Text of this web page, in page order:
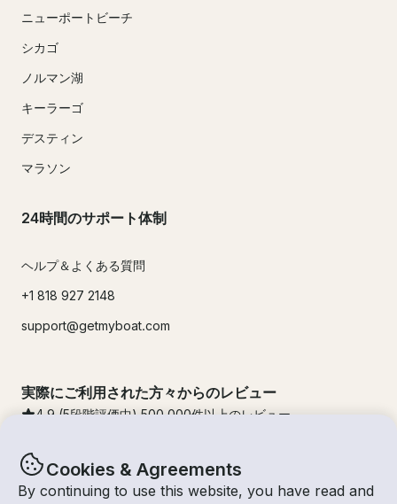
Cookies & Agreements
By continuing to use this website, you have read and
ニューポートビーチ
シカゴ
ノルマン湖
キーラーゴ
デスティン
マラソン
24時間のサポート体制
ヘルプ＆よくある質問
+1 818 927 2148
support@getmyboat.com
実際にご利用された方々からのレビュー
4.9 (5段階評価中) 500,000件以上のレビュー